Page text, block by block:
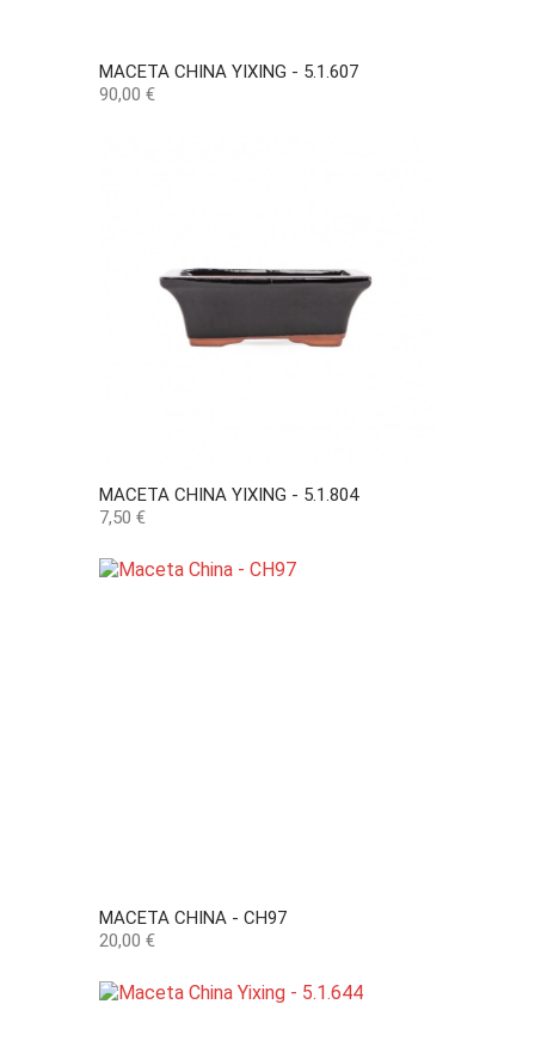
MACETA CHINA YIXING - 5.1.607
Precio
90,00 €
MACETA CHINA YIXING - 5.1.804
Precio
7,50 €
MACETA CHINA - CH97
Precio
20,00 €